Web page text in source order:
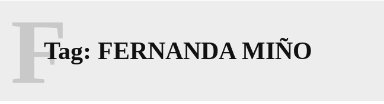
Tag: FERNANDA MIÑO
F